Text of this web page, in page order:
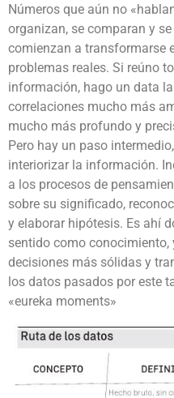
Números que aún no
organizan, se comparan y
comienzan a transformarse
problemas reales. Si reúno
información, hago un data
correlaciones mucho más
mucho más profundo y
Pero hay un paso
interiorizar la información.
a los procesos de
sobre su significado,
y elaborar hipótesis. Es ahí
sentido como conocimiento,
decisiones más sólidas y
los datos pasados por este
«eureka moments»